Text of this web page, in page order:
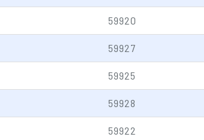
59920
59927
59925
59928
59922